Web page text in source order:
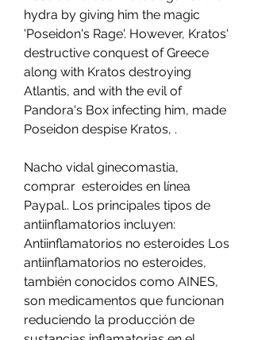
hydra by giving him the magic
'Poseidon's Rage'. However, Kratos'
destructive conquest of Greece
along with Kratos destroying
Atlantis, and with the evil of
Pandora's Box infecting him, made
Poseidon despise Kratos, .
Nacho vidal ginecomastia,
comprar  esteroides en línea
Paypal.. Los principales tipos de
antiinflamatorios incluyen:
Antiinflamatorios no esteroides Los
antiinflamatorios no esteroides,
también conocidos como AINES,
son medicamentos que funcionan
reduciendo la producción de